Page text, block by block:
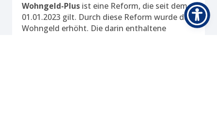
Wohngeld-Plus ist eine Reform, die seit dem
01.01.2023 gilt. Durch diese Reform wurde das
Wohngeld erhöht. Die darin enthaltene